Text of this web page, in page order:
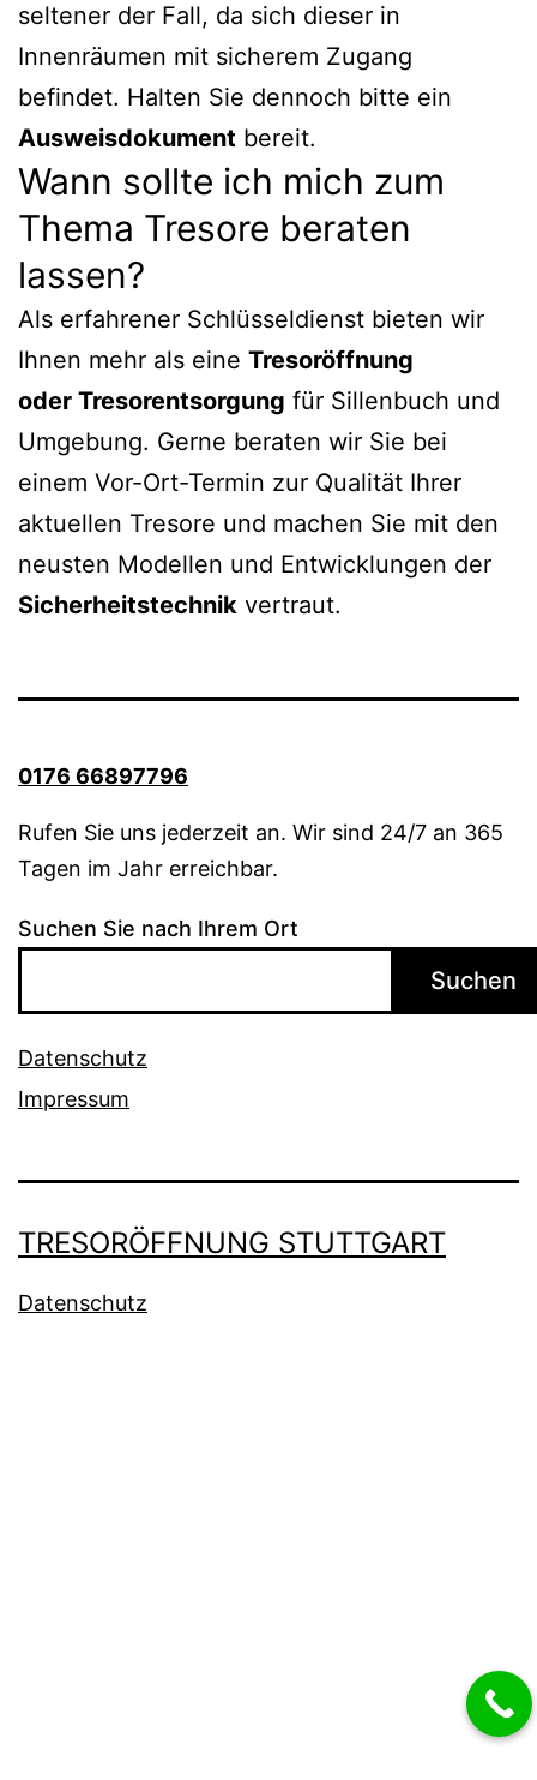
seltener der Fall, da sich dieser in
Innenräumen mit sicherem Zugang
befindet. Halten Sie dennoch bitte ein
Ausweisdokument bereit.
Wann sollte ich mich zum
Thema Tresore beraten
lassen?
Als erfahrener Schlüsseldienst bieten wir
Ihnen mehr als eine Tresoröffnung
oder Tresorentsorgung für Sillenbuch und
Umgebung. Gerne beraten wir Sie bei
einem Vor-Ort-Termin zur Qualität Ihrer
aktuellen Tresore und machen Sie mit den
neusten Modellen und Entwicklungen der
Sicherheitstechnik vertraut.
0176 66897796
Rufen Sie uns jederzeit an. Wir sind 24/7 an 365
Tagen im Jahr erreichbar.
Suchen Sie nach Ihrem Ort
Suchen
Datenschutz
Impressum
TRESORÖFFNUNG STUTTGART
Datenschutz